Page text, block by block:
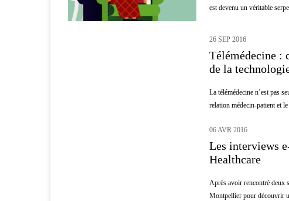
est devenu un véritable
26 SEP 2016
Télémédecine :
de la
La télémédecine n’est pas
relation médecin-patient et
06 AVR 2016
Les interviews
Healthcare
Après avoir rencontré deux
Montpellier pour découvrir